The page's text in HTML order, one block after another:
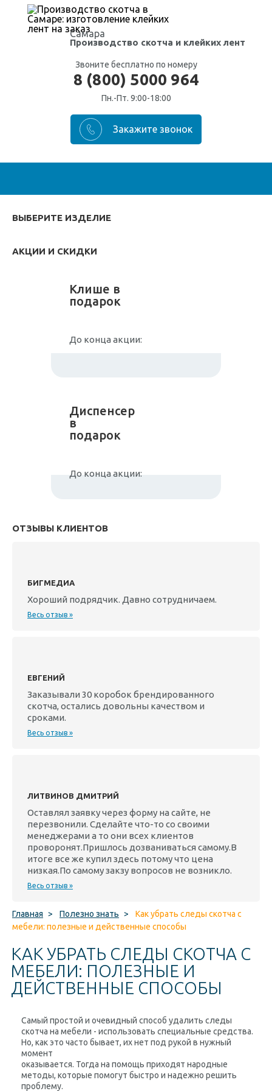
Самара
Производство скотча и клейких лент
Звоните бесплатно по номеру
8 (800) 5000 964
Пн.-Пт. 9:00-18:00
ВЫБЕРИТЕ ИЗДЕЛИЕ
АКЦИИ И СКИДКИ
Клише в
подарок
До конца акции:
Диспенсер
в
подарок
До конца акции:
ОТЗЫВЫ КЛИЕНТОВ
БИГМЕДИА
Хороший подрядчик. Давно сотрудничаем.
Весь отзыв »
ЕВГЕНИЙ
Заказывали 30 коробок брендированного
скотча, остались довольны качеством и
сроками.
Весь отзыв »
ЛИТВИНОВ ДМИТРИЙ
Оставлял заявку через форму на сайте, не
перезвонили. Сделайте что-то со своими
менеджерами а то они всех клиентов
проворонят.Пришлось дозваниваться самому.В
итоге все же купил здесь потому что цена
низкая.По самому закзу вопросов не возникло.
Весь отзыв »
Главная > Полезно знать >
Как убрать следы скотча с
мебели: полезные и действенные способы
КАК УБРАТЬ СЛЕДЫ СКОТЧА С
МЕБЕЛИ: ПОЛЕЗНЫЕ И
ДЕЙСТВЕННЫЕ СПОСОБЫ
Самый простой и очевидный способ удалить следы
скотча на мебели - использовать специальные средства.
Но, как это часто бывает, их нет под рукой в ​​нужный
момент
оказывается. Тогда на помощь приходят народные
методы, которые помогут быстро и надежно решить
проблему.